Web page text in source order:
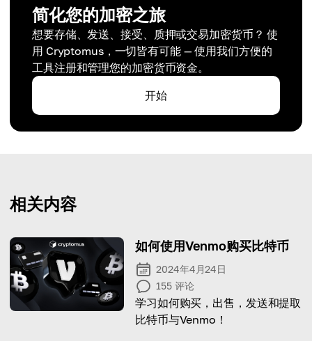
简化您的加密之旅
想要存储、发送、接受、质押或交易加密货币？ 使
用 Cryptomus，一切皆有可能 — 使用我们方便的
工具注册和管理您的加密货币资金。
开始
相关内容
如何使用Venmo购买比特币
2024年4月24日
155 评论
学习如何购买，出售，发送和提取
比特币与Venmo！